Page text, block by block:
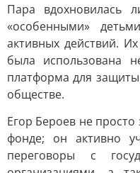
Пара вдохновилась
«особенными»
активных действий.
была использована
платформа для
обществе.
Егор Бероев не
фонде; он активно
переговоры с